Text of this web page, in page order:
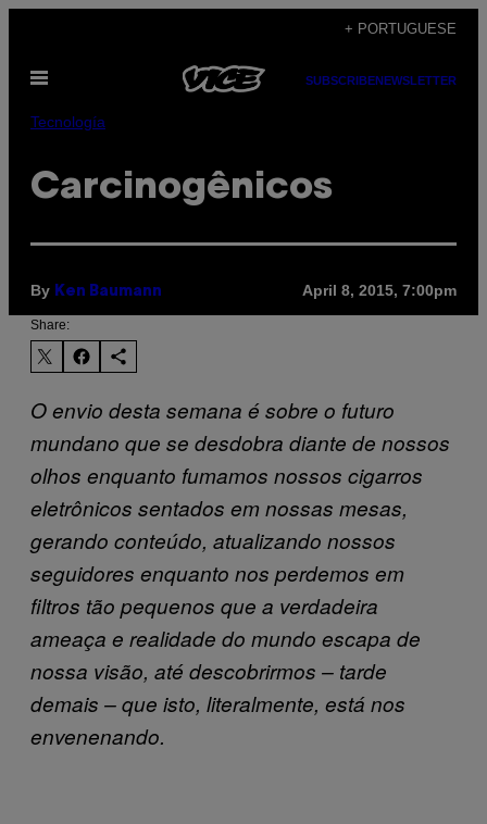
content
+ PORTUGUESE
Open
SUBSCRIBENEWSLETTER
Tecnología
​Carcinogênicos
By Ken Baumann April 8, 2015, 7:00pm
Share:
O envio desta semana é sobre o futuro
mundano que se desdobra diante de nossos
olhos enquanto fumamos nossos cigarros
eletrônicos sentados em nossas mesas,
gerando conteúdo, atualizando nossos
seguidores enquanto nos perdemos em
filtros tão pequenos que a verdadeira
ameaça e realidade do mundo escapa de
nossa visão, até descobrirmos – tarde
demais – que isto, literalmente, está nos
envenenando.